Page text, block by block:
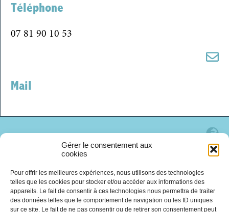
Gérer le consentement aux
cookies
Pour offrir les meilleures expériences, nous utilisons des technologies
telles que les cookies pour stocker et/ou accéder aux informations des
appareils. Le fait de consentir à ces technologies nous permettra de traiter
des données telles que le comportement de navigation ou les ID uniques
sur ce site. Le fait de ne pas consentir ou de retirer son consentement peut
Téléphone
07 81 90 10 53
Mail
Site Internet